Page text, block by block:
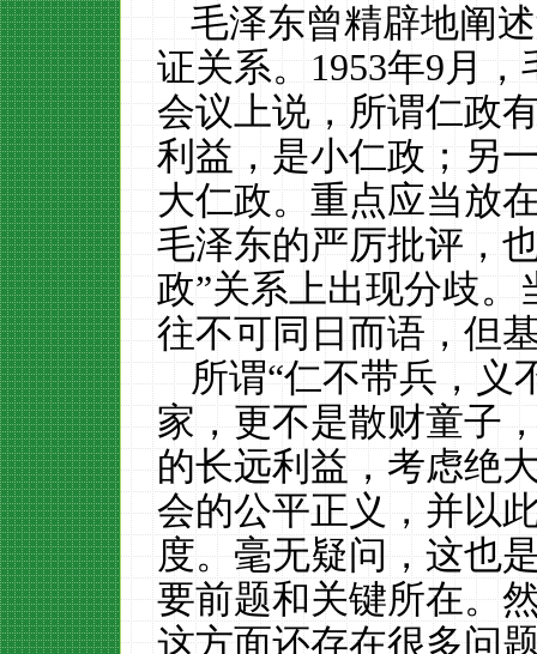
毛泽东曾精辟地阐
证关系。1953年9月
会议上说，所谓仁政
利益，是小仁政；另
大仁政。重点应当放
毛泽东的严厉批评，
政”关系上出现分歧。
往不可同日而语，但
所谓“仁不带兵，义
家，更不是散财童子
的长远利益，考虑绝
会的公平正义，并以
度。毫无疑问，这也
要前题和关键所在。
这方面还存在很多问